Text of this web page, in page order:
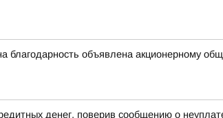
благодарность объявлена акционерному
денег, поверив сообщению о